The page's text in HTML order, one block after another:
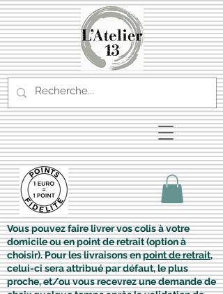
Vous pouvez faire livrer vos colis à votre
domicile ou en point de retrait (option à
choisir). Pour les livraisons enpoint de retrait,
celui-ci sera attribué par défaut, le plus
proche, et/ou vous recevrez une demande de